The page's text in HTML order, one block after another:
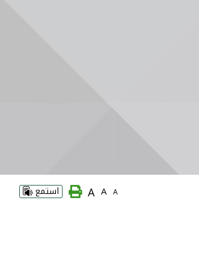
A
A
A استمع